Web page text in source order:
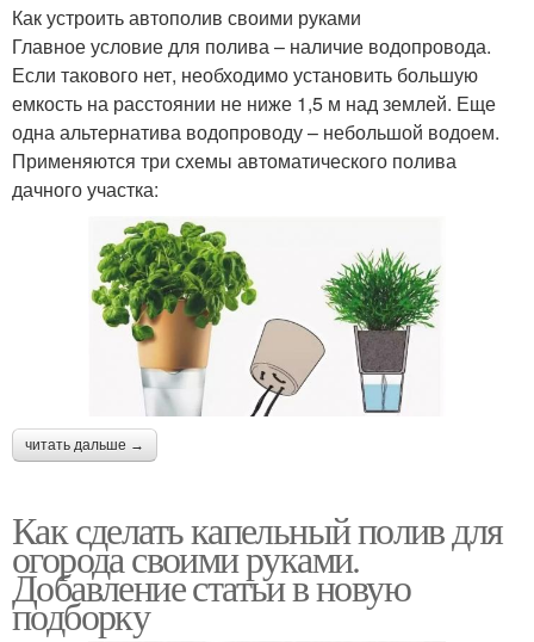
Как устроить автополив своими руками
Главное условие для полива – наличие водопровода.
Если такового нет, необходимо установить большую
емкость на расстоянии не ниже 1,5 м над землей. Еще
одна альтернатива водопроводу – небольшой водоем.
Применяются три схемы автоматического полива
дачного участка:
читать дальше →
Как сделать капельный полив для
огорода своими руками.
Добавление статьи в новую
подборку